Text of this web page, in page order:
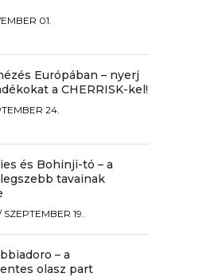
01.
Európában – nyerj
a CHERRISK-kel!
24.
és Bohinji-tó – a
tavainak
SZEPTEMBER 19.
– a
olasz part